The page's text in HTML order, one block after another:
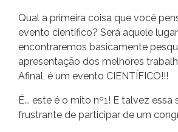
Qual a primeira coisa que você
evento científico? Será aquele
encontraremos basicamente
apresentação dos melhores
Afinal, é um evento CIENTÍFICO!!!
É... este é o mito nº1! E talvez essa
frustrante de participar de um